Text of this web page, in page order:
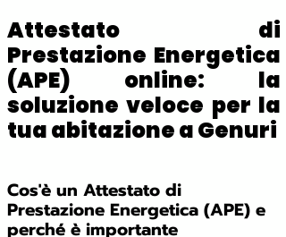
Attestato di
Prestazione Energetica
(APE) online: la
soluzione veloce per la
tua abitazione a Genuri
Cos'è un Attestato di
Prestazione Energetica (APE) e
perché è importante